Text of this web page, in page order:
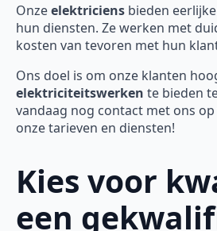
Onzeelektriciens bieden
hun diensten. Ze werken met
kosten van tevoren met hun
Ons doel is om onze klanten
elektriciteitswerken te bieden
vandaag nog contact met ons
onze tarieven en diensten!
Kies voor
een